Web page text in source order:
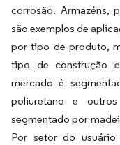
corrosão. Armazéns,
são exemplos de
por tipo de produto,
tipo de construção
mercado é
poliuretano e
segmentado por
Por setor do